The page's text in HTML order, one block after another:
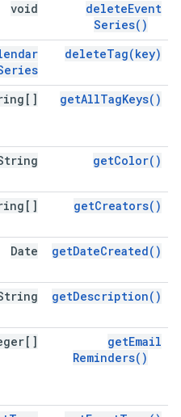
deleteEvent
Series( )
void
deleteTag(key)
getAllTagKeys( )
getColor( )
getCreators( )
getDateCreated( )
Date
getDescription( )
getEmail
Reminders( )